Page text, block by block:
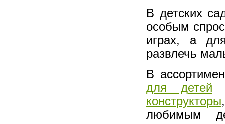
В детских
особым
играх, а
развлечь
В
для детей
конструкторы
любимым